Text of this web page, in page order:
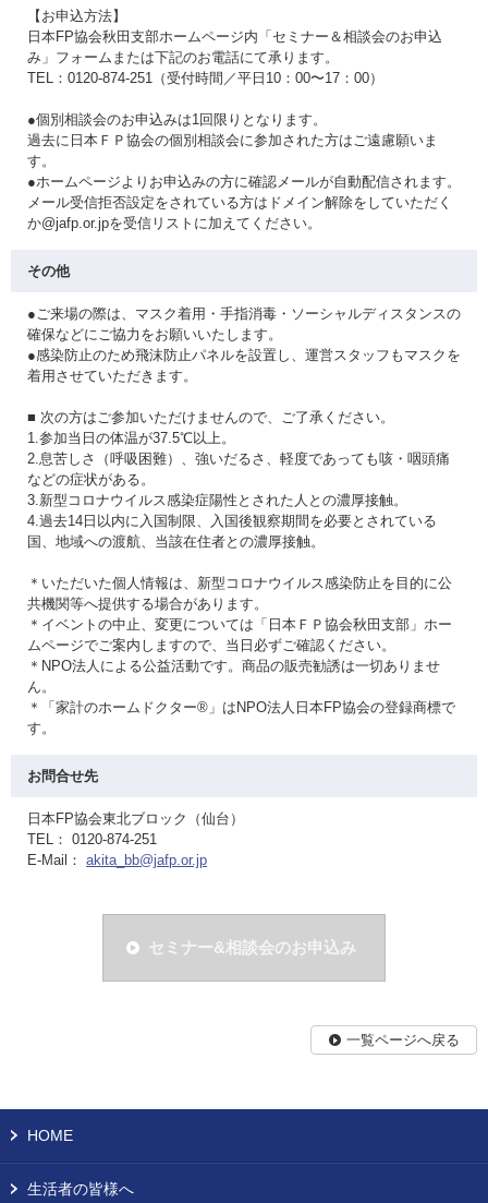
【お申込方法】
日本FP協会秋田支部ホームページ内「セミナー＆相談会のお申込
み」フォームまたは下記のお電話にて承ります。
TEL：0120-874-251（受付時間／平日10：00〜17：00）
●個別相談会のお申込みは1回限りとなります。
過去に日本ＦＰ協会の個別相談会に参加された方はご遠慮願いま
す。
●ホームページよりお申込みの方に確認メールが自動配信されます。
メール受信拒否設定をされている方はドメイン解除をしていただく
か@jafp.or.jpを受信リストに加えてください。
その他
●ご来場の際は、マスク着用・手指消毒・ソーシャルディスタンスの
確保などにご協力をお願いいたします。
●感染防止のため飛沫防止パネルを設置し、運営スタッフもマスクを
着用させていただきます。
■ 次の方はご参加いただけませんので、ご了承ください。
1.参加当日の体温が37.5℃以上。
2.息苦しさ（呼吸困難）、強いだるさ、軽度であっても咳・咽頭痛
などの症状がある。
3.新型コロナウイルス感染症陽性とされた人との濃厚接触。
4.過去14日以内に入国制限、入国後観察期間を必要とされている
国、地域への渡航、当該在住者との濃厚接触。
＊いただいた個人情報は、新型コロナウイルス感染防止を目的に公
共機関等へ提供する場合があります。
＊イベントの中止、変更については「日本ＦＰ協会秋田支部」ホー
ムページでご案内しますので、当日必ずご確認ください。
＊NPO法人による公益活動です。商品の販売勧誘は一切ありませ
ん。
＊「家計のホームドクター®」はNPO法人日本FP協会の登録商標で
す。
お問合せ先
日本FP協会東北ブロック（仙台）
TEL： 0120-874-251
E-Mail： akita_bb@jafp.or.jp
セミナー&相談会のお申込み
一覧ページへ戻る
HOME
生活者の皆様へ